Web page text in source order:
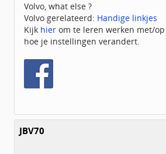
Volvo, what else ?
Volvo gerelateerd: Handige linkjes
Kijk hier om te leren werken met/
hoe je instellingen verandert.
JBV70